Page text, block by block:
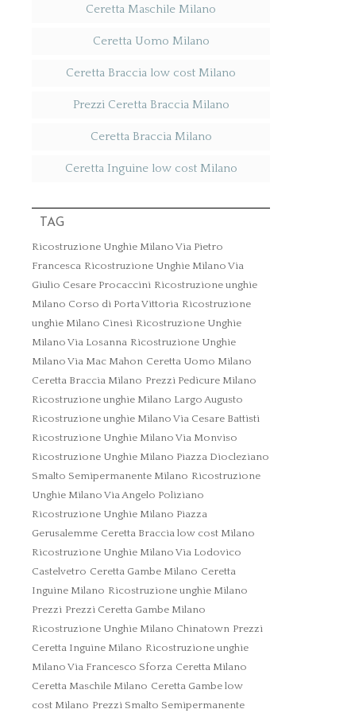
Ceretta Maschile Milano
Ceretta Uomo Milano
Ceretta Braccia low cost Milano
Prezzi Ceretta Braccia Milano
Ceretta Braccia Milano
Ceretta Inguine low cost Milano
TAG
Ricostruzione Unghie Milano Via Pietro
Francesca Ricostruzione Unghie Milano Via
Giulio Cesare Procaccini Ricostruzione unghie
Milano Corso di Porta Vittoria Ricostruzione
unghie Milano Cinesi Ricostruzione Unghie
Milano Via Losanna Ricostruzione Unghie
Milano Via Mac Mahon Ceretta Uomo Milano
Ceretta Braccia Milano Prezzi Pedicure Milano
Ricostruzione unghie Milano Largo Augusto
Ricostruzione unghie Milano Via Cesare Battisti
Ricostruzione Unghie Milano Via Monviso
Ricostruzione Unghie Milano Piazza Diocleziano
Smalto Semipermanente Milano Ricostruzione
Unghie Milano Via Angelo Poliziano
Ricostruzione Unghie Milano Piazza
Gerusalemme Ceretta Braccia low cost Milano
Ricostruzione Unghie Milano Via Lodovico
Castelvetro Ceretta Gambe Milano Ceretta
Inguine Milano Ricostruzione unghie Milano
Prezzi Prezzi Ceretta Gambe Milano
Ricostruzione Unghie Milano Chinatown Prezzi
Ceretta Inguine Milano Ricostruzione unghie
Milano Via Francesco Sforza Ceretta Milano
Ceretta Maschile Milano Ceretta Gambe low
cost Milano Prezzi Smalto Semipermanente